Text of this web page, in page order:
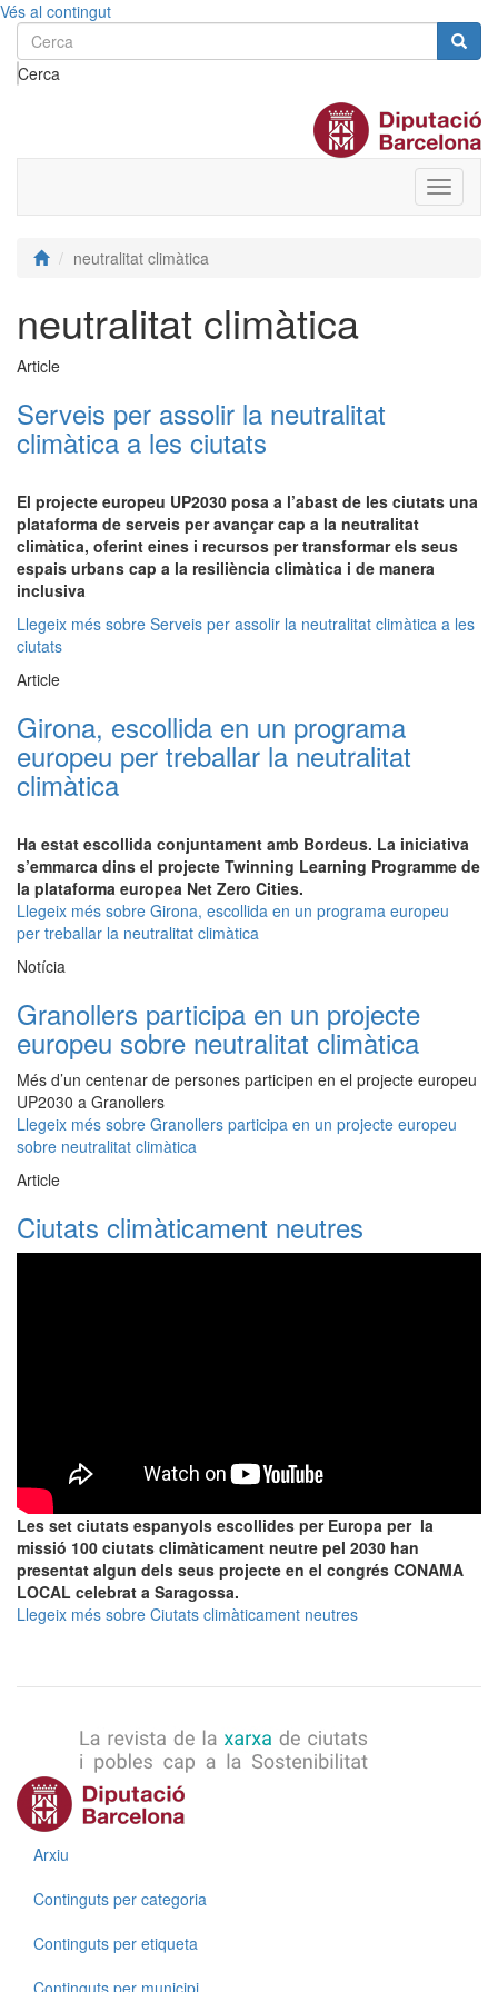
Vés al contingut
Cerca
Toggle
menu
neutralitat climàtica
neutralitat climàtica
Article
Serveis per assolir la neutralitat
climàtica a les ciutats
El projecte europeu UP2030 posa a l’abast de les ciutats una
plataforma de serveis per avançar cap a la neutralitat
climàtica, oferint eines i recursos per transformar els seus
espais urbans cap a la resiliència climàtica i de manera
inclusiva
Llegeix més sobre Serveis per assolir la neutralitat climàtica a les
ciutats
Article
Girona, escollida en un programa
europeu per treballar la neutralitat
climàtica
Ha estat escollida conjuntament amb Bordeus. La iniciativa
s’emmarca dins el projecte Twinning Learning Programme de
la plataforma europea Net Zero Cities.
Llegeix més sobre Girona, escollida en un programa europeu
per treballar la neutralitat climàtica
Notícia
Granollers participa en un projecte
europeu sobre neutralitat climàtica
Més d’un centenar de persones participen en el projecte europeu
UP2030 a Granollers
Llegeix més sobre Granollers participa en un projecte europeu
sobre neutralitat climàtica
Article
Ciutats climàticament neutres
Les set ciutats espanyols escollides per Europa per la
missió 100 ciutats climàticament neutre pel 2030 han
presentat algun dels seus projecte en el congrés CONAMA
LOCAL celebrat a Saragossa.
Llegeix més sobre Ciutats climàticament neutres
Menú
Arxiu
Continguts per categoria
Continguts per etiqueta